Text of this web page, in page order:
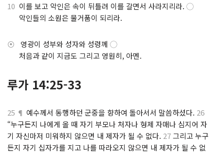
10 이를 보고 악인은 속이 뒤틀려 이를 갈면서 사라지리라. ◯
악인들의 소원은 물거품이 되리라.
⦿ 영광이 성부와 성자와 성령께 ◯
처음과 같이 지금도 그리고 영원히, 아멘.
루가 14:25-33
25 ¶ 예수께서 동행하던 군중을 향하여 돌아서서 말씀하셨다. 26
“누구든지 나에게 올 때 자기 부모나 처자나 형제 자매나 심지어 자
기 자신마저 미워하지 않으면 내 제자가 될 수 없다. 27그리고 누구
든지 자기 십자가를 지고 나를 따라오지 않으면 내 제자가 될 수 없